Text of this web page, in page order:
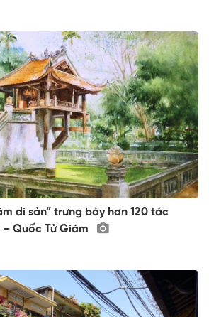
di sản” trưng bày hơn 120 tác
Quốc Tử Giám